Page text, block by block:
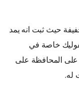
حيث ثبت انه يمد
خاصة في
على المحافظة على
له.